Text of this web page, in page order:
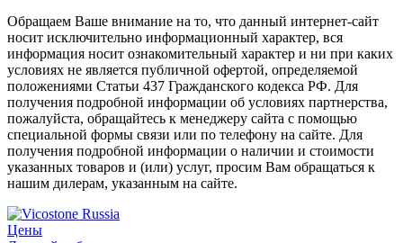
Обращаем Ваше внимание на то, что данный интернет-сайт
носит исключительно информационный характер, вся
информация носит ознакомительный характер и ни при каких
условиях не является публичной офертой, определяемой
положениями Статьи 437 Гражданского кодекса РФ. Для
получения подробной информации об условиях партнерства,
пожалуйста, обращайтесь к менеджеру сайта с помощью
специальной формы связи или по телефону на сайте. Для
получения подробной информации о наличии и стоимости
указанных товаров и (или) услуг, просим Вам обращаться к
нашим дилерам, указанным на сайте.
Цены